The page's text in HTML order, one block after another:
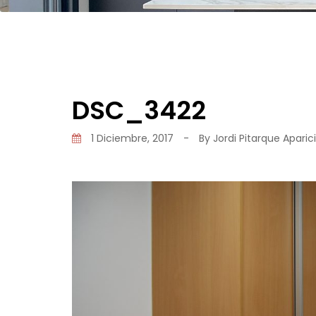
DSC_3422
1 Diciembre, 2017 - By Jordi Pitarque